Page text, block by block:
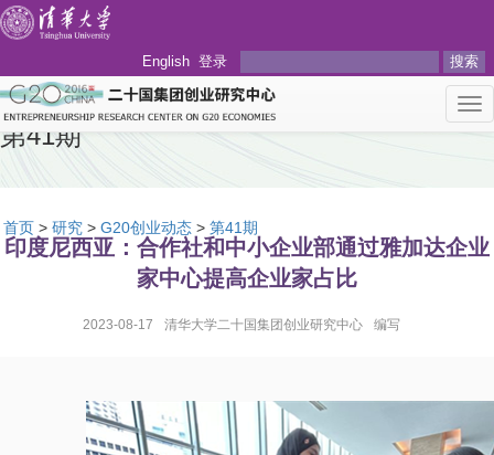
English 登录 搜索
第41期
首页 > 研究 > G20创业动态 > 第41期
印度尼西亚：合作社和中小企业部通过雅加达企业
家中心提高企业家占比
2023-08-17 清华大学二十国集团创业研究中心 编写